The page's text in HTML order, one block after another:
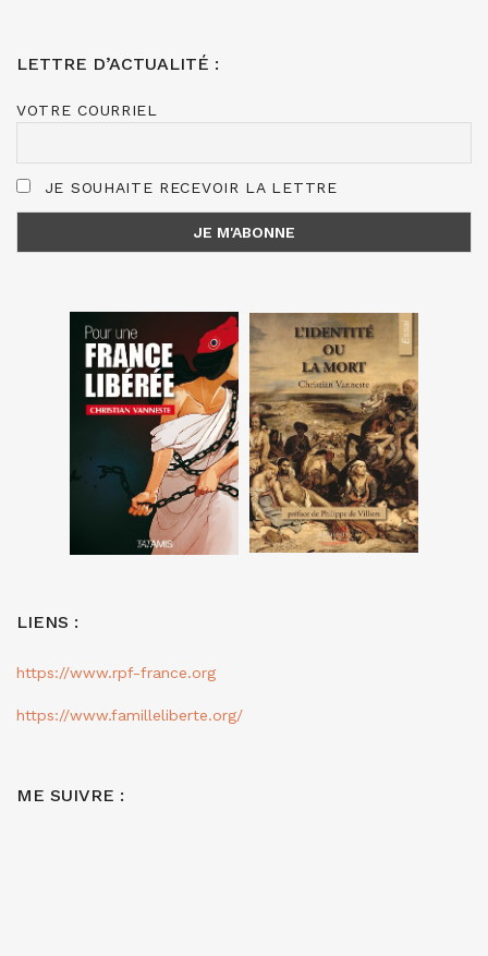
LETTRE D’ACTUALITÉ :
VOTRE COURRIEL
JE SOUHAITE RECEVOIR LA LETTRE
LIENS :
https://www.rpf-france.org
https://www.familleliberte.org/
ME SUIVRE :